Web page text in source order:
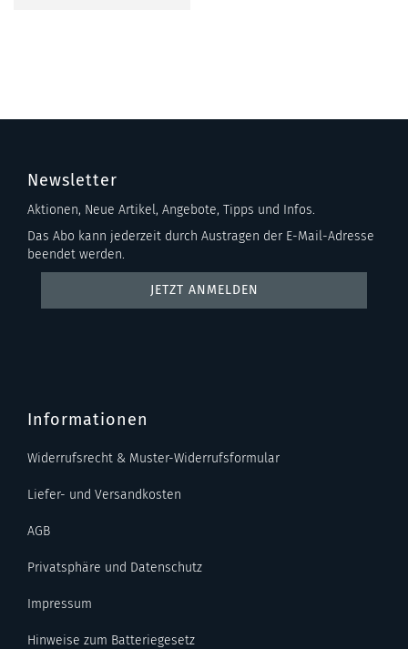
Newsletter
Aktionen, Neue Artikel, Angebote, Tipps und Infos.
Das Abo kann jederzeit durch Austragen der E-Mail-Adresse
beendet werden.
Informationen
Widerrufsrecht & Muster-Widerrufsformular
Liefer- und Versandkosten
AGB
Privatsphäre und Datenschutz
Impressum
Hinweise zum Batteriegesetz